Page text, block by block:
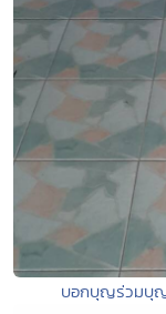
บอกบุญร่วมบุ